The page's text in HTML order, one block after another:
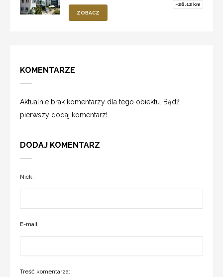
~26.12 km
ZOBACZ
KOMENTARZE
Aktualnie brak komentarzy dla tego obiektu. Bądź
pierwszy dodaj komentarz!
DODAJ KOMENTARZ
Nick:
E-mail:
Treść komentarza: